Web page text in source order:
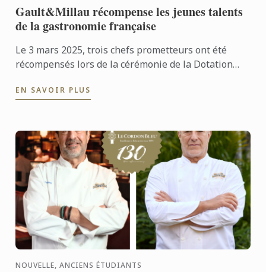
Gault&Millau récompense les jeunes talents
de la gastronomie française
Le 3 mars 2025, trois chefs prometteurs ont été
récompensés lors de la cérémonie de la Dotation
Bleu ...
EN SAVOIR PLUS
NOUVELLE, ANCIENS ÉTUDIANTS